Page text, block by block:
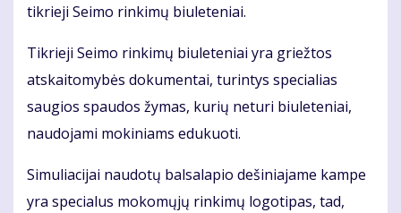
tikrieji Seimo rinkimų biuleteniai.
Tikrieji Seimo rinkimų biuleteniai yra griežtos
atskaitomybės dokumentai, turintys specialias
saugios spaudos žymas, kurių neturi biuleteniai,
naudojami mokiniams edukuoti.
Simuliacijai naudotų balsalapio dešiniajame kampe
yra specialus mokomųjų rinkimų logotipas, tad,